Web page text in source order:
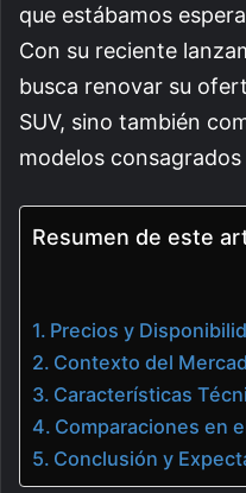
que estábamos
Con su reciente
busca renovar su
SUV, sino también
modelos
Resumen de este
Precios y
Contexto del
Características
Comparaciones en
Conclusión y